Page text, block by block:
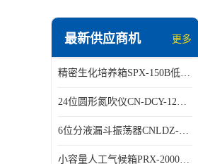
最新供应商机 更多
精密生化培养箱SPX-150B低温细菌培养箱
24位圆形氮吹仪CN-DCY-12Y水浴氮气吹扫捕集仪
6位分液漏斗振荡器CNLDZ-8D垂直净化振荡器
小容量人工气候箱PRX-2000A低温养虫箱